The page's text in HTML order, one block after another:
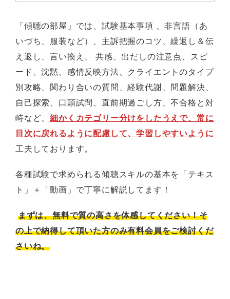
「傾聴の部屋」では、試験基本事項 、非言語（あ
いづち、服装など）、主訴把握のコツ、繰返し＆伝
え返し、言い換え、 共感、出だしの注意点、スピ
ード、沈黙、感情反映方法、クライエントのタイプ
別攻略、関わり合いの質問、経験代謝、問題解決、
自己探索、口頭試問、直前期過ごし方、不合格と対
峙など、細かくカテゴリー分けをしたうえで、常に
目次に戻れるように配慮して、学習しやすいように
工夫しております。
各種試験で求められる傾聴スキルの基本を「テキス
ト」＋「動画」で丁寧に解説してます！
まずは、無料で質の高さを体感してください！そ
の上で納得して頂いた方のみ有料会員をご検討くだ
さいね。